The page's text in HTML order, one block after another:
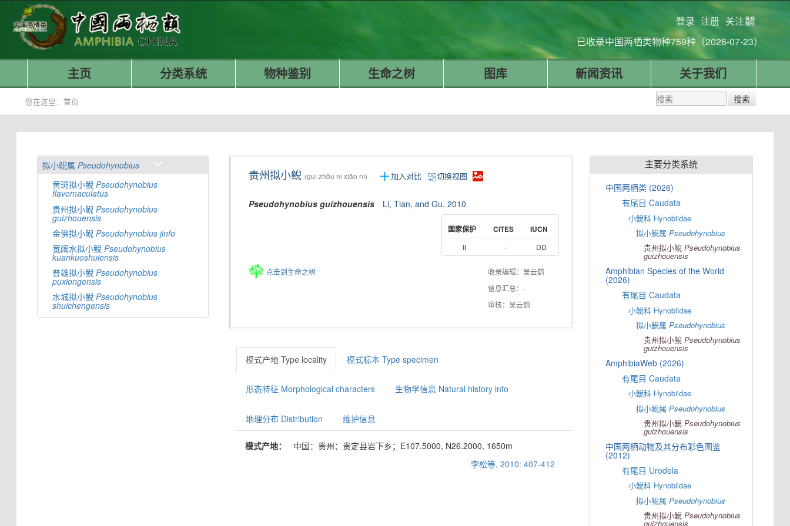
登录 注册 关注
已收录中国两栖类物种759种（2026-07-23）
主页 分类系统 物种鉴别 生命之树 图库 新闻资讯 关于我们
您在这里：首页
拟小鲵属Pseudohynobius
黄斑拟小鲵Pseudohynobius
flavomaculatus
贵州拟小鲵Pseudohynobius
guizhouensis
金佛拟小鲵Pseudohynobius jinfo
宽阔水拟小鲵Pseudohynobius
kuankuoshuiensis
普雄拟小鲵Pseudohynobius
puxiongensis
水城拟小鲵Pseudohynobius
shuichengensis
贵州拟小鲵 (guì zhōu nǐ xiǎo ní) 加入对比 切换视图
Pseudohynobius guizhouensis Li, Tian, and Gu, 2010
国家保护 CITES IUCN
II - DD
点击到生命之树
收录编辑：吴云鹤
信息汇总：-
审核：吴云鹤
模式产地 Type locality 模式标本 Type specimen
形态特征 Morphological characters 生物学信息 Natural history info
地理分布 Distribution 维护信息
模式产地：
中国：贵州：贵定县岩下乡；E107.5000, N26.2000, 1650m
李松等, 2010: 407-412
主要分类系统
中国两栖类 (2026)
有尾目 Caudata
小鲵科 Hynobiidae
拟小鲵属Pseudohynobius
贵州拟小鲵Pseudohynobius
guizhouensis
Amphibian Species of the World
(2026)
有尾目 Caudata
小鲵科 Hynobiidae
拟小鲵属Pseudohynobius
贵州拟小鲵Pseudohynobius
guizhouensis
AmphibiaWeb (2026)
有尾目 Caudata
小鲵科 Hynobiidae
拟小鲵属Pseudohynobius
贵州拟小鲵Pseudohynobius
guizhouensis
中国两栖动物及其分布彩色图鉴
(2012)
有尾目 Urodela
小鲵科 Hynobiidae
拟小鲵属Pseudohynobius
贵州拟小鲵Pseudohynobius
guizhouensis